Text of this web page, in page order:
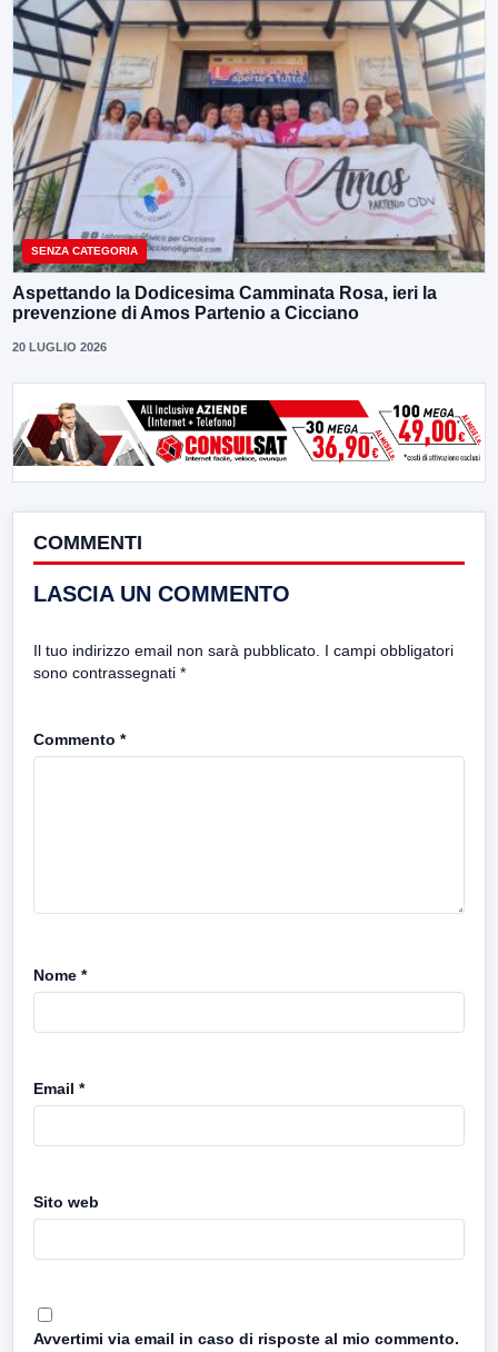
SENZA CATEGORIA
Aspettando la Dodicesima Camminata Rosa, ieri la
prevenzione di Amos Partenio a Cicciano
20 LUGLIO 2026
COMMENTI
LASCIA UN COMMENTO
Il tuo indirizzo email non sarà pubblicato. I campi obbligatori
sono contrassegnati *
Commento *
Nome *
Email *
Sito web
Avvertimi via email in caso di risposte al mio commento.